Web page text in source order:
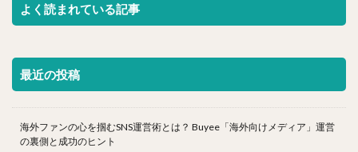
よく読まれている記事
最近の投稿
海外ファンの心を掴むSNS運営術とは？ Buyee「海外向けメディア」運営
の裏側と成功のヒント